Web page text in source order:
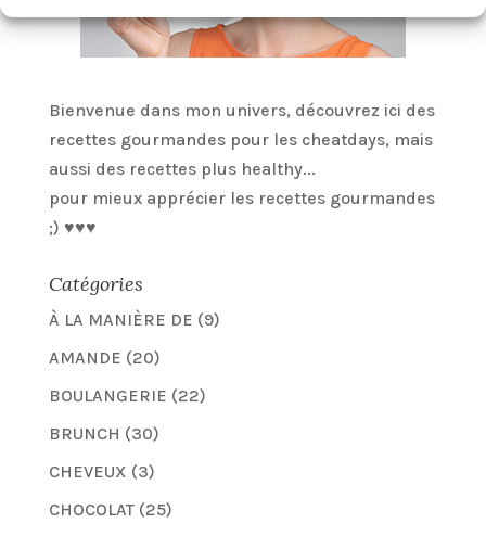
Bienvenue dans mon univers, découvrez ici des
recettes gourmandes pour les cheatdays, mais
aussi des recettes plus healthy...
pour mieux apprécier les recettes gourmandes
;) ♥♥♥
Catégories
À LA MANIÈRE DE (9)
AMANDE (20)
BOULANGERIE (22)
BRUNCH (30)
CHEVEUX (3)
CHOCOLAT(25)